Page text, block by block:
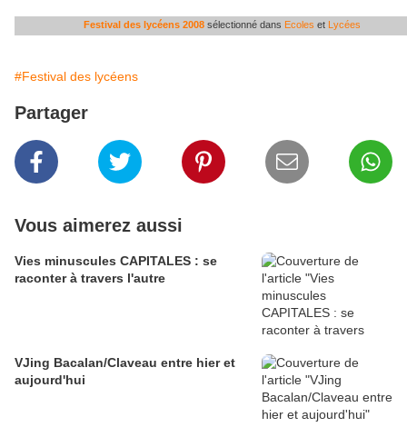
Festival des lycéens 2008sélectionné dans Ecoles et Lycées
#Festival des lycéens
Partager
Vous aimerez aussi
Vies minuscules CAPITALES : se
raconter à travers l'autre
VJing Bacalan/Claveau entre hier et
aujourd'hui